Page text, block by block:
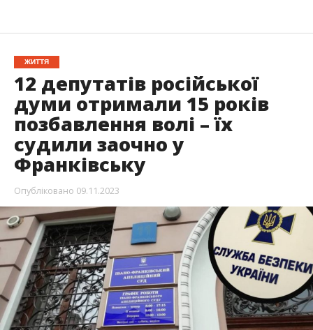
ЖИТТЯ
12 депутатів російської
думи отримали 15 років
позбавлення волі – їх
судили заочно у
Франківську
Опубліковано 09.11.2023